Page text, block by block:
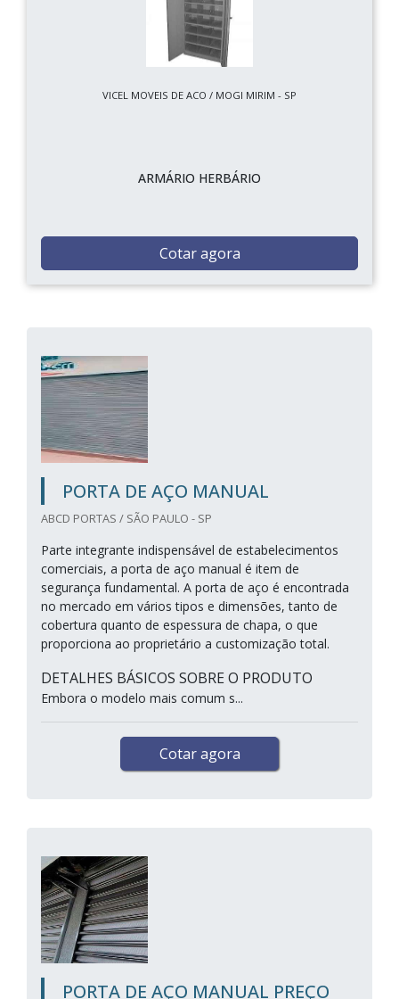
VICEL MOVEIS DE ACO / MOGI MIRIM - SP
ARMÁRIO HERBÁRIO
Cotar agora
PORTA DE AÇO MANUAL
ABCD PORTAS / SÃO PAULO - SP
Parte integrante indispensável de estabelecimentos
comerciais, a porta de aço manual é item de
segurança fundamental. A porta de aço é encontrada
no mercado em vários tipos e dimensões, tanto de
cobertura quanto de espessura de chapa, o que
proporciona ao proprietário a customização total.
DETALHES BÁSICOS SOBRE O PRODUTO
Embora o modelo mais comum s...
Cotar agora
PORTA DE AÇO MANUAL PREÇO